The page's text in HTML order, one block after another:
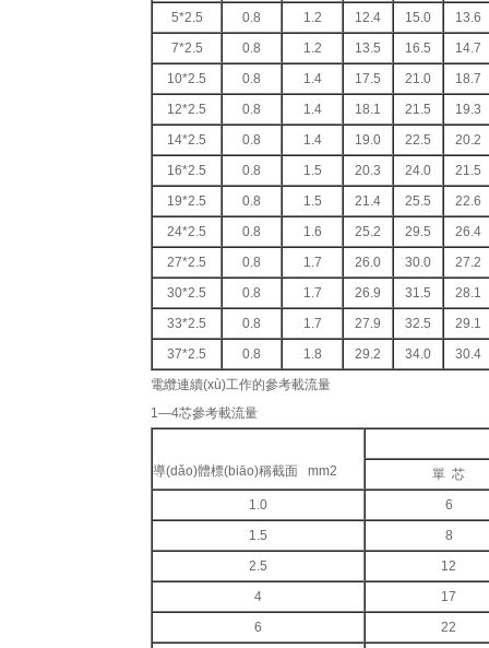
5*2.5
0.8 1.2 12.4 15.0
13.6
7*2.5
0.8 1.2 13.5 16.5
14.7
10*2.5
0.8 1.4 17.5 21.0
18.7
12*2.5
0.8 1.4 18.1 21.5
19.3
14*2.5
0.8 1.4 19.0 22.5
20.2
16*2.5
0.8 1.5 20.3 24.0
21.5
19*2.5
0.8 1.5 21.4 25.5
22.6
24*2.5
0.8 1.6 25.2 29.5
26.4
27*2.5
0.8 1.7 26.0 30.0
27.2
30*2.5
0.8 1.7 26.9 31.5
28.1
33*2.5
0.8 1.7 27.9 32.5
29.1
37*2.5
0.8 1.8 29.2 34.0
30.4
電纜連續(xù)工作的參考載流量
1—4芯參考載流量
導(dǎo)體標(biāo)稱截面 mm2
單 芯
1.0
6
1.5
8
2.5
12
4
17
6
22